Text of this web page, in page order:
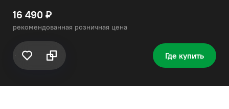
16 490 ₽
рекомендованная розничная цена
Где купить